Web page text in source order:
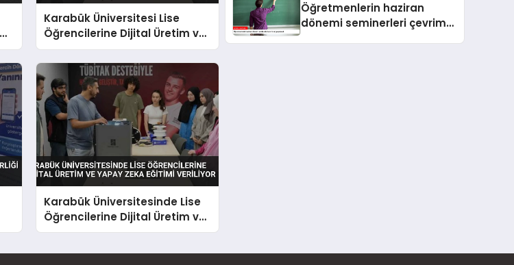
Karabük Üniversitesi Lise
Öğrencilerine Dijital Üretim ve
Yapay Zeka Eğitimi Veriyor
Karabük Üniversitesinde Lise
Öğrencilerine Dijital Üretim ve
Yapay Zeka Eğitimi Veriliyor
Öğretmenlerin haziran
dönemi seminerleri çevrim